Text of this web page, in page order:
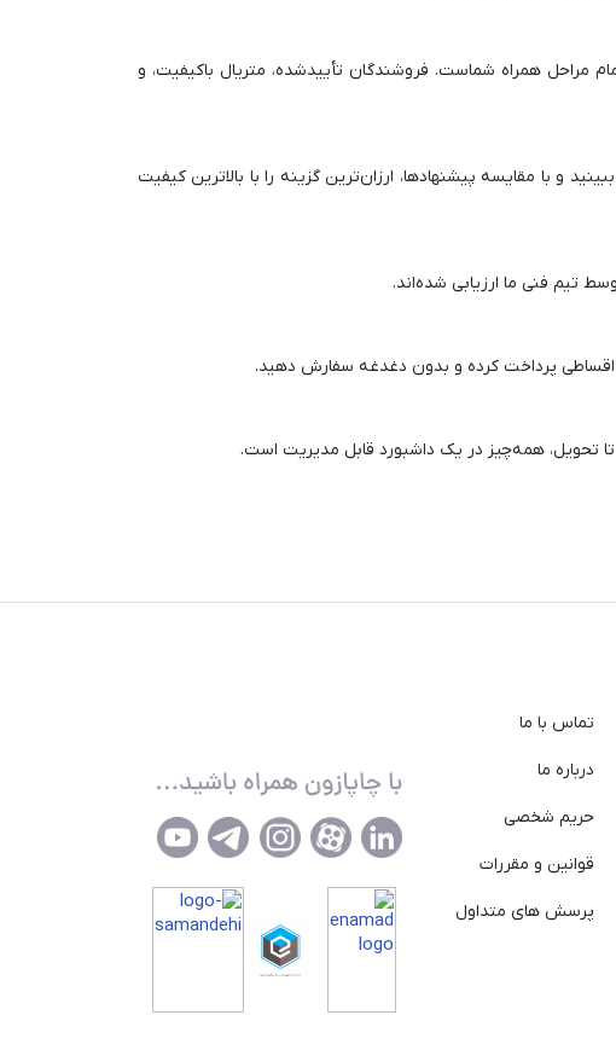
مراحل همراه شماست. فروشندگان تأییدشده، متریال باکیفیت، و
و با مقایسه پیشنهادها، ارزان‌ترین گزینه را با بالاترین کیفیت
تیم فنی ما ارزیابی شده‌اند.
اقساطی پرداخت کرده و بدون دغدغه سفارش دهید.
تحویل، همه‌چیز در یک داشبورد قابل مدیریت است.
تماس با ما
درباره ما
حریم شخصی
قوانین و مقررات
پرسش های متداول